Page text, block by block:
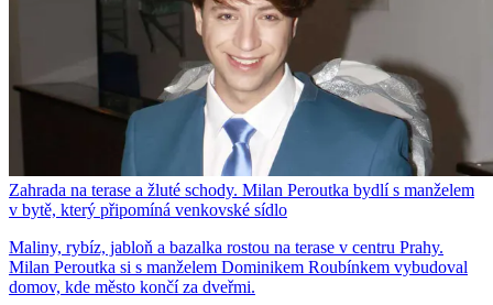
Zahrada na terase a žluté schody. Milan Peroutka bydlí s manželem
v bytě, který připomíná venkovské sídlo
Maliny, rybíz, jabloň a bazalka rostou na terase v centru Prahy.
Milan Peroutka si s manželem Dominikem Roubínkem vybudoval
domov, kde město končí za dveřmi.